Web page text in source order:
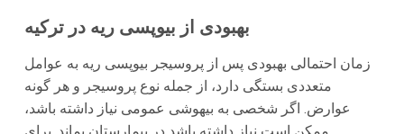
بهبودی از بیوپسی ریه در ترکیه
زمان احتمالی بهبودی پس از پروسیجر بیوپسی ریه به عوامل
متعددی بستگی دارد، از جمله نوع پروسیجر و هر گونه
عوارض. اگر شخصی به بیهوشی عمومی نیاز داشته باشد،
ممکن است نیاز داشته باشد در بیمارستان بماند. برای